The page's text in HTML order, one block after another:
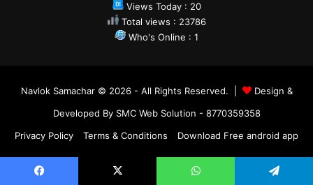
Views Today : 20
Total views : 23786
Who's Online : 1
Navlok Samachar © 2026 - All Rights Reserved. |
Design &
Developed By SMC Web Solution - 8770359358
Privacy Policy
Terms & Conditions Download Free android app
Facebook YouTubeInstagram